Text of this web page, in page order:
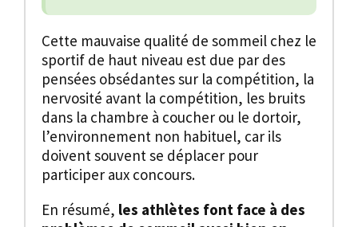
Cette mauvaise qualité de sommeil chez le
sportif de haut niveau est due par des
pensées obsédantes sur la compétition, la
nervosité avant la compétition, les bruits
dans la chambre à coucher ou le dortoir,
l’environnement non habituel, car ils
doivent souvent se déplacer pour
participer aux concours.
En résumé, les athlètes font face à des